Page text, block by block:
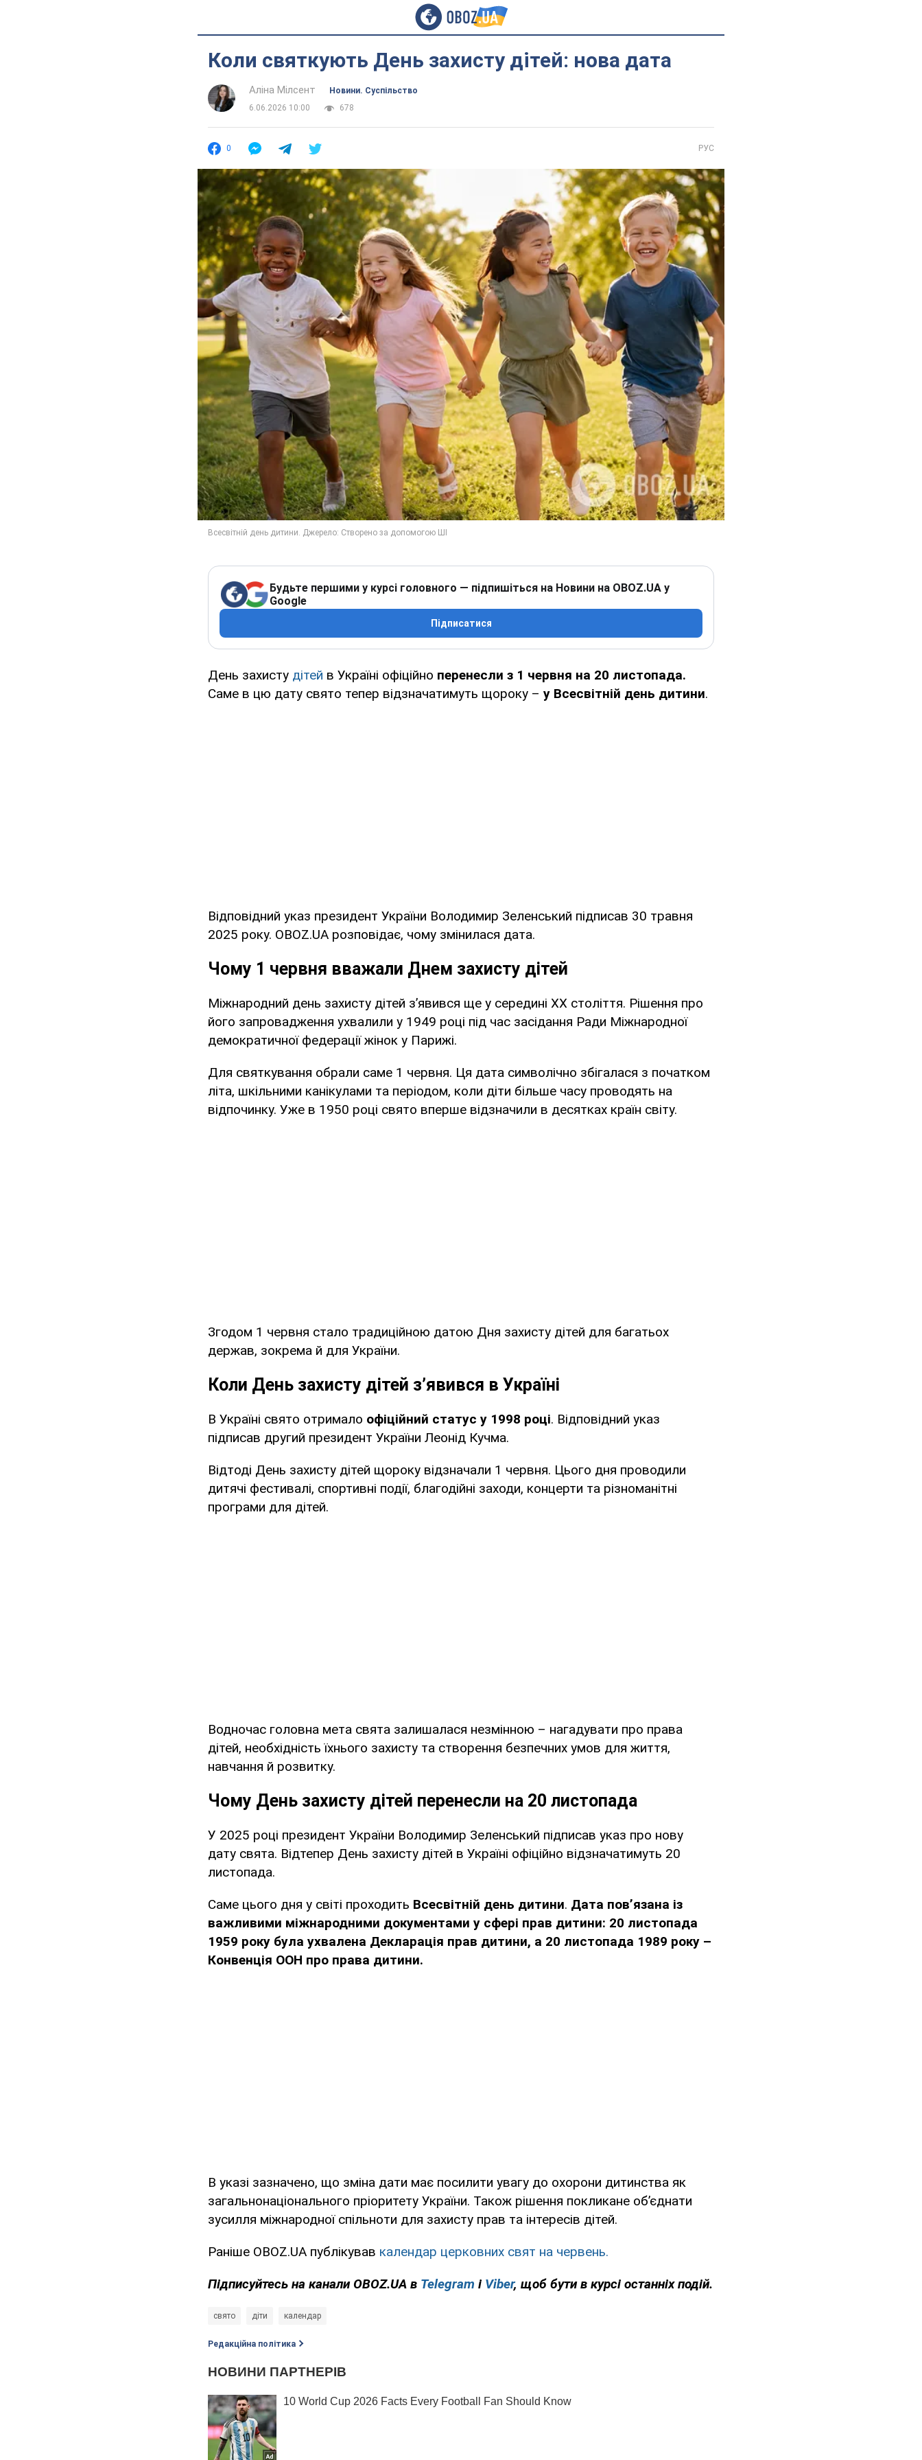
Коли святкують День захисту дітей: нова дата
Аліна Мілсент
Новини. Суспільство
6.06.2026 10:00
678
0 РУС
Будьте першими у курсі головного — підпишіться на Новини на OBOZ.UA у
Google
Підписатися
День захисту дітей в Україні офіційно перенесли з 1 червня на 20 листопада.
Саме в цю дату свято тепер відзначатимуть щороку – у Всесвітній день дитини.
Відповідний указ президент України Володимир Зеленський підписав 30 травня
2025 року. OBOZ.UA розповідає, чому змінилася дата.
Чому 1 червня вважали Днем захисту дітей
Міжнародний день захисту дітей з’явився ще у середині XX століття. Рішення про
його запровадження ухвалили у 1949 році під час засідання Ради Міжнародної
демократичної федерації жінок у Парижі.
Для святкування обрали саме 1 червня. Ця дата символічно збігалася з початком
літа, шкільними канікулами та періодом, коли діти більше часу проводять на
відпочинку. Уже в 1950 році свято вперше відзначили в десятках країн світу.
Згодом 1 червня стало традиційною датою Дня захисту дітей для багатьох
держав, зокрема й для України.
Коли День захисту дітей з’явився в Україні
В Україні свято отримало офіційний статус у 1998 році. Відповідний указ
підписав другий президент України Леонід Кучма.
Відтоді День захисту дітей щороку відзначали 1 червня. Цього дня проводили
дитячі фестивалі, спортивні події, благодійні заходи, концерти та різноманітні
програми для дітей.
Водночас головна мета свята залишалася незмінною – нагадувати про права
дітей, необхідність їхнього захисту та створення безпечних умов для життя,
навчання й розвитку.
Чому День захисту дітей перенесли на 20 листопада
У 2025 році президент України Володимир Зеленський підписав указ про нову
дату свята. Відтепер День захисту дітей в Україні офіційно відзначатимуть 20
листопада.
Саме цього дня у світі проходить Всесвітній день дитини. Дата пов’язана із
важливими міжнародними документами у сфері прав дитини: 20 листопада
1959 року була ухвалена Декларація прав дитини, а 20 листопада 1989 року –
Конвенція ООН про права дитини.
В указі зазначено, що зміна дати має посилити увагу до охорони дитинства як
загальнонаціонального пріоритету України. Також рішення покликане об’єднати
зусилля міжнародної спільноти для захисту прав та інтересів дітей.
Раніше OBOZ.UA публікував календар церковних свят на червень.
Підписуйтесь на канали OBOZ.UA в Telegram і Viber, щоб бути в курсі останніх подій.
свято діти календар
Редакційна політика